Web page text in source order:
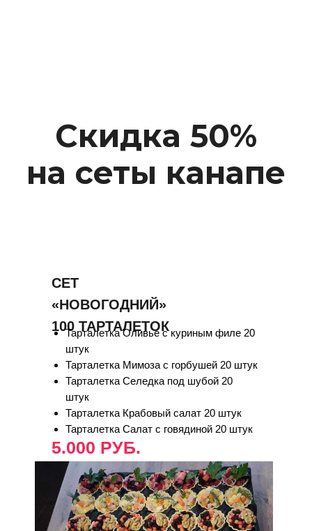
на сеты канапе
СЕТ
«НОВОГОДНИЙ»
100 ТАРТАЛЕТОК
Тарталетка Оливье с куриным филе 20
штук
Тарталетка Мимоза с горбушей 20 штук
Тарталетка Селедка под шубой 20
штук
Тарталетка Крабовый салат 20 штук
Тарталетка Салат с говядиной 20 штук
5.000 РУБ.